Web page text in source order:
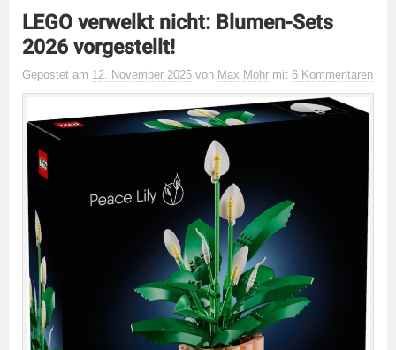
LEGO verwelkt nicht: Blumen-Sets
2026 vorgestellt!
Gepostet am 12. November 2025 von Max Mohr mit 6 Kommentaren